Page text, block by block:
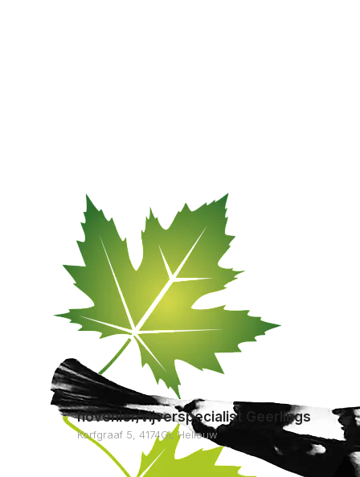
hovenier/vijverspecialist Geerlings
Korfgraaf 5, 4174GL Hellouw